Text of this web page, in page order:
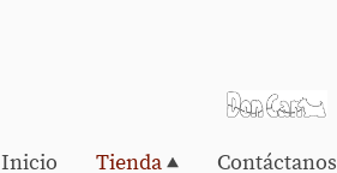
Inicio Tienda Contáctanos